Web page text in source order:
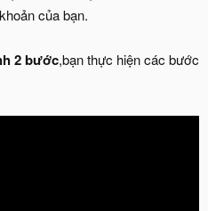
của bạn.
2 bước,bạn thực hiện các bước